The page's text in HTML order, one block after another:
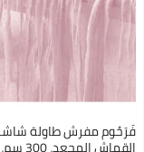
مفرش طاولة شاشي من
القماش المجعد، 300 سم، بنمط